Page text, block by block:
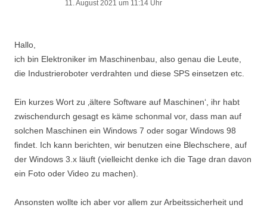
11. August 2021 um 11:14 Uhr
Hallo,
ich bin Elektroniker im Maschinenbau, also genau die Leute,
die Industrieroboter verdrahten und diese SPS einsetzen etc.
Ein kurzes Wort zu ‚ältere Software auf Maschinen‘, ihr habt
zwischendurch gesagt es käme schonmal vor, dass man auf
solchen Maschinen ein Windows 7 oder sogar Windows 98
findet. Ich kann berichten, wir benutzen eine Blechschere, auf
der Windows 3.x läuft (vielleicht denke ich die Tage dran davon
ein Foto oder Video zu machen).
Ansonsten wollte ich aber vor allem zur Arbeitssicherheit und